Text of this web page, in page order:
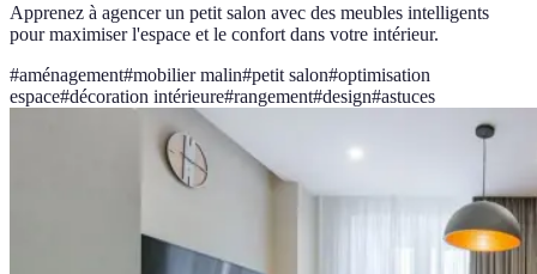
Apprenez à agencer un petit salon avec des meubles intelligents
pour maximiser l'espace et le confort dans votre intérieur.
#aménagement#mobilier malin#petit salon#optimisation
espace#décoration intérieure#rangement#design#astuces